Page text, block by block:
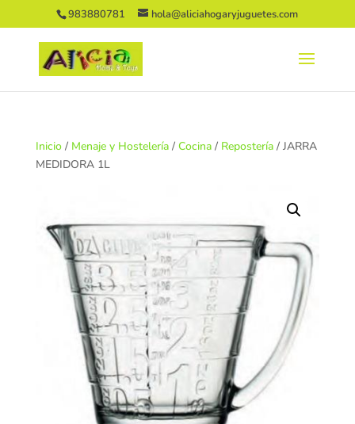
983880781 hola@aliciahogaryjuguetes.com
Inicio/ Menaje y Hostelería/ Cocina/ Repostería/ JARRA
MEDIDORA 1L